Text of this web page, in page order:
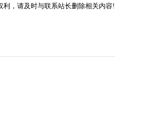
利，请及时与联系站长删除相关内容!